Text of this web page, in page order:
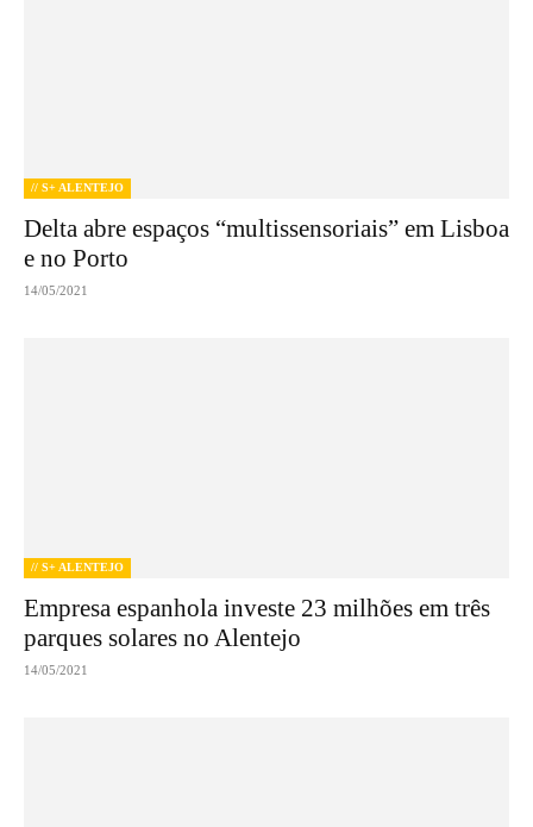
// S+ ALENTEJO
Delta abre espaços “multissensoriais” em Lisboa
e no Porto
14/05/2021
// S+ ALENTEJO
Empresa espanhola investe 23 milhões em três
parques solares no Alentejo
14/05/2021